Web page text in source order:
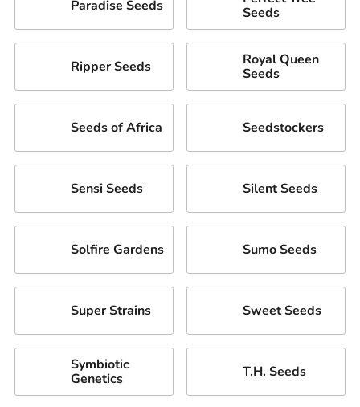
Paradise Seeds
Seeds
Ripper Seeds
Royal Queen
Seeds
Seeds of Africa Seedstockers
Sensi Seeds Silent Seeds
Solfire Gardens Sumo Seeds
Super Strains Sweet Seeds
Symbiotic
Genetics
T.H. Seeds